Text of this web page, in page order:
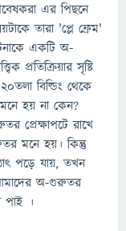
এর পিছনে
তারা 'প্লে ফ্রেম'
একটি অ-
প্রতিক্রিয়ার সৃষ্টি
বিল্ডিং থেকে
হয় না কেন?
প্রেক্ষাপটে রাখে
মনে হয়। কিন্তু
পড়ে যায়, তখন
আমাদের অ-গুরুতর
পাই ।